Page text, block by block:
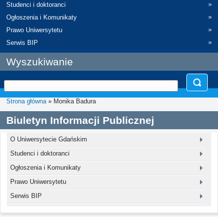
Studenci i doktoranci
»
Ogłoszenia i Komunikaty
»
Prawo Uniwersytetu
»
Serwis BIP
»
Wyszukiwanie
Strona główna» Monika Badura
Biuletyn Informacji Publicznej
O Uniwersytecie Gdańskim
Studenci i doktoranci
Ogłoszenia i Komunikaty
Prawo Uniwersytetu
Serwis BIP